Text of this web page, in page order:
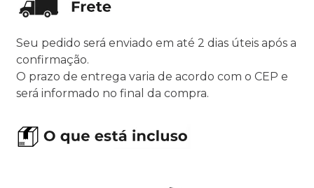
Seu pedido será enviado em até 2 dias úteis após a
confirmação.
O prazo de entrega varia de acordo com o CEP e
será informado no final da compra.